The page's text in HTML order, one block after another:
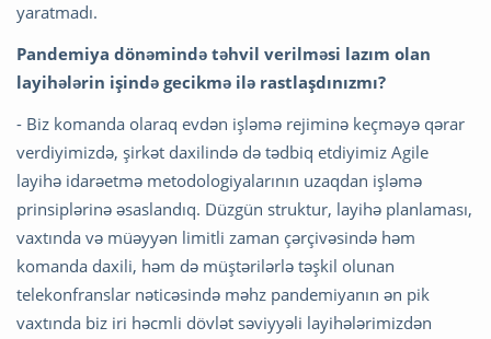
yaratmadı.
Pandemiya dönəmində təhvil verilməsi lazım olan
layihələrin işində gecikmə ilə rastlaşdınızmı?
- Biz komanda olaraq evdən işləmə rejiminə keçməyə qərar
verdiyimizdə, şirkət daxilində də tədbiq etdiyimiz Agile
layihə idarəetmə metodologiyalarının uzaqdan işləmə
prinsiplərinə əsaslandıq. Düzgün struktur, layihə planlaması,
vaxtında və müəyyən limitli zaman çərçivəsində həm
komanda daxili, həm də müştərilərlə təşkil olunan
telekonfranslar nəticəsində məhz pandemiyanın ən pik
vaxtında biz iri həcmli dövlət səviyyəli layihələrimizdən